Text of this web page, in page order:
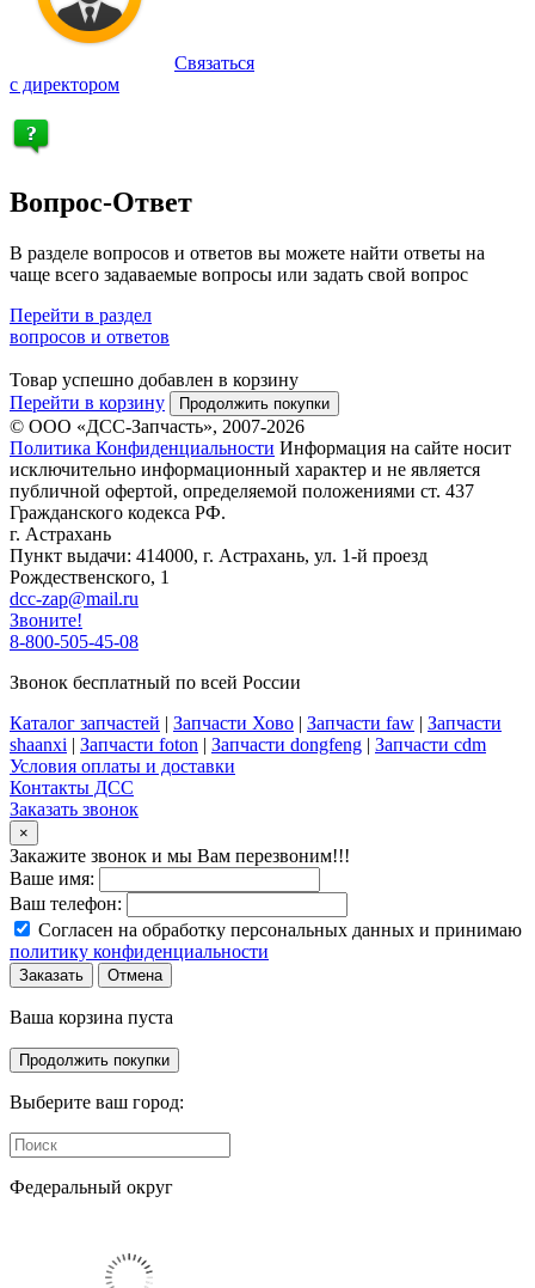
Связаться
с директором
Вопрос-Ответ
В разделе вопросов и ответов вы можете найти ответы на
чаще всего задаваемые вопросы или задать свой вопрос
Перейти в раздел
вопросов и ответов
Товар успешно добавлен в корзину
Перейти в корзину
Продолжить покупки
© ООО «ДСС-Запчасть», 2007-2026
Политика Конфиденциальности Информация на сайте носит
исключительно информационный характер и не является
публичной офертой, определяемой положениями ст. 437
Гражданского кодекса РФ.
г. Астрахань
Пункт выдачи: 414000, г. Астрахань, ул. 1-й проезд
Рождественского, 1
dcc-zap@mail.ru
Звоните!
8-800-505-45-08
Звонок бесплатный по всей России
Каталог запчастей | Запчасти Хово | Запчасти faw | Запчасти
shaanxi | Запчасти foton | Запчасти dongfeng | Запчасти cdm
Условия оплаты и доставки
Контакты ДСС
Заказать звонок
×
Закажите звонок и мы Вам перезвоним!!!
Ваше имя:
Ваш телефон:
Согласен на обработку персональных данных и принимаю
политику конфиденциальности
Заказать Отмена
Ваша корзина пуста
Продолжить покупки
Выберите ваш город:
Федеральный округ